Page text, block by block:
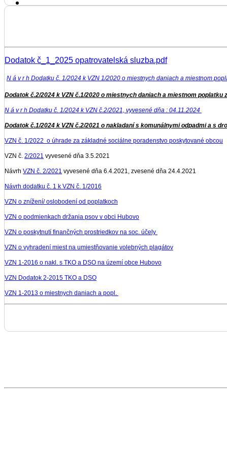
Dodatok č_1_2025 opatrovatelská sluzba.pdf
N á v r h Dodatku č. 1/2024 k VZN 1/2020 o miestnych daniach a miestnom
Dodatok č.2/2024 k VZN č.1/2020 o miestnych daniach a miestnom
N á v r h Dodatku č. 1/2024 k VZN č.2/2021, vyvesené dňa : 04.11.2024
Dodatok č.1/2024 k VZN č.2/2021 o nakladaní s komunálnymi odpadmi a s
VZN č. 1/2022 o úhrade za základné sociálne poradenstvo poskytované obcou
VZN č. 2/2021 vyvesené dňa 3.5.2021
Návrh VZN č. 2/2021 vyvesené dňa 6.4.2021, zvesené dňa 24.4.2021
Návrh dodatku č. 1 k VZN č. 1/2016
VZN o znížení/ oslobodení od poplatkoch
VZN o podmienkach držania psov v obci Hubovo
VZN o poskytnutí finančných prostriedkov na soc. účely
VZN o vyhradení miest na umiestňovanie volebných plagátov
VZN 1-2016 o nakl. s TKO a DSO na území obce Hubovo
VZN Dodatok 2-2015 TKO a DSO
VZN 1-2013 o miestnych daniach a popl.